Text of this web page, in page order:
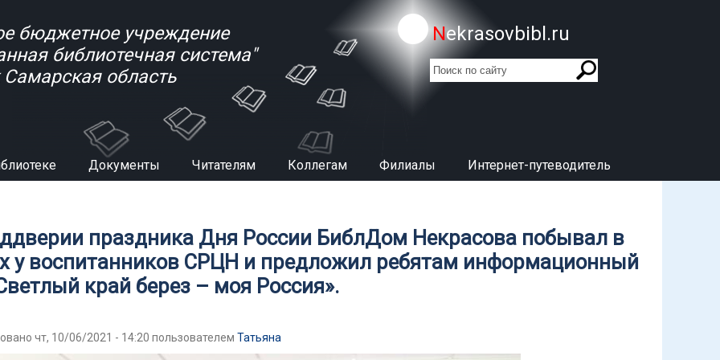
бюджетное учреждение
библиотечная система"
Самарская область
Nekrasovbibl.ru
Форма поиска
поиск
Документы Читателям Коллегам Филиалы Интернет-путеводитель
праздника Дня России БиблДом Некрасова побывал в
у воспитанников СРЦН и предложил ребятам информационный
край берез – моя Россия».
чт, 10/06/2021 - 14:20 пользователем Татьяна